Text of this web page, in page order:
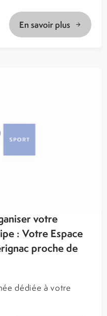
En savoir plus
votre
: Votre Espace
proche de
dédiée à votre